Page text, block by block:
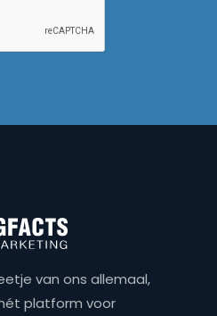
van ons allemaal,
platform voor